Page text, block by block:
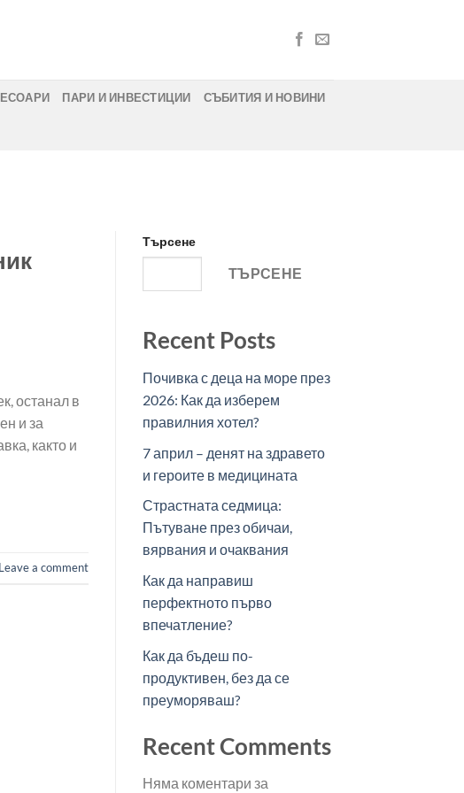
ПАРИ И ИНВЕСТИЦИИ СЪБИТИЯ И НОВИНИ
останал в
и за
както и
Leave a comment
Търсене
ТЪРСЕНЕ
Recent Posts
Почивка с деца на море през
2026: Как да изберем
правилния хотел?
7 април – денят на здравето
и героите в медицината
Страстната седмица:
Пътуване през обичаи,
вярвания и очаквания
Как да направиш
перфектното първо
впечатление?
Как да бъдеш по-
продуктивен, без да се
преуморяваш?
Recent Comments
Няма коментари за